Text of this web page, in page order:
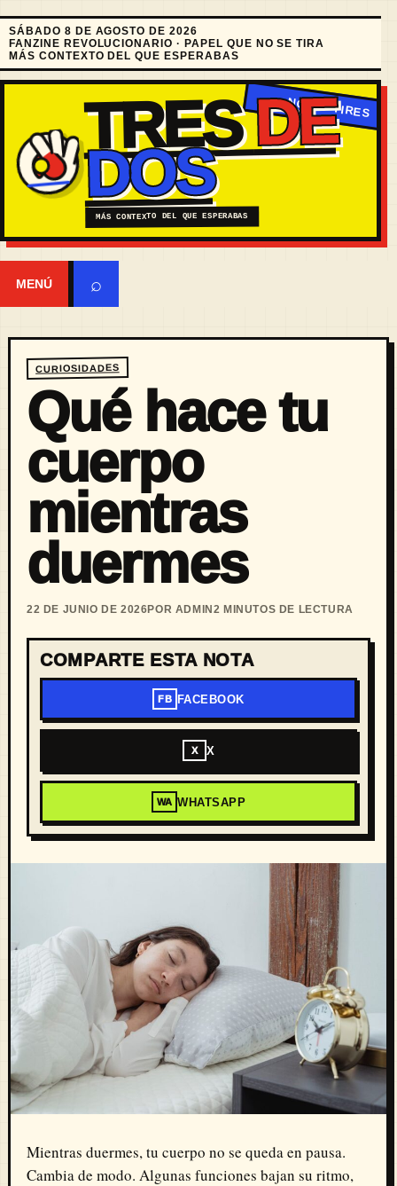
SÁBADO 8 DE AGOSTO DE 2026
FANZINE REVOLUCIONARIO · PAPEL QUE NO SE TIRA
MÁS CONTEXTO DEL QUE ESPERABAS
TRESDE
DOS
MÁS CONTEXTO DEL QUE ESPERABAS
MENÚ ⌕
CURIOSIDADES
Qué hace tu
cuerpo
mientras
duermes
22 DE JUNIO DE 2026POR ADMIN 2 MINUTOS DE LECTURA
COMPARTE ESTA NOTA
FB FACEBOOK
X X
WA WHATSAPP
Mientras duermes, tu cuerpo no se queda en pausa.
Cambia de modo. Algunas funciones bajan su ritmo,